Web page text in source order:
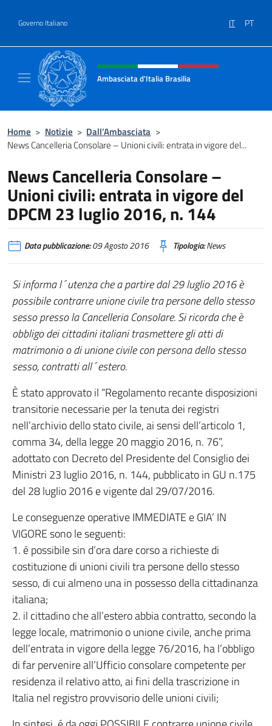
Governo Italiano IT PT
Intestazione sito, social e menù
Ambasciata d'Italia Brasilia
Home > Notizie > Dall’Ambasciata >
News Cancelleria Consolare – Unioni civili: entrata in vigore del...
News Cancelleria Consolare –
Unioni civili: entrata in vigore del
DPCM 23 luglio 2016, n. 144
Data pubblicazione:09 Agosto 2016 Tipologia:News
Si informa l´utenza che a partire dal 29 luglio 2016 è
possibile contrarre unione civile tra persone dello stesso
sesso presso la Cancelleria Consolare. Si ricorda che è
obbligo dei cittadini italiani trasmettere gli atti di
matrimonio o di unione civile con persona dello stesso
sesso, contratti all´estero.
È stato approvato il “Regolamento recante disposizioni
transitorie necessarie per la tenuta dei registri
nell’archivio dello stato civile, ai sensi dell’articolo 1,
comma 34, della legge 20 maggio 2016, n. 76”,
adottato con Decreto del Presidente del Consiglio dei
Ministri 23 luglio 2016, n. 144, pubblicato in GU n.175
del 28 luglio 2016 e vigente dal 29/07/2016.
Le conseguenze operative IMMEDIATE e GIA’ IN
VIGORE sono le seguenti:
1. é possibile sin d’ora dare corso a richieste di
costituzione di unioni civili tra persone dello stesso
sesso, di cui almeno una in possesso della cittadinanza
italiana;
2. il cittadino che all’estero abbia contratto, secondo la
legge locale, matrimonio o unione civile, anche prima
dell’entrata in vigore della legge 76/2016, ha l’obbligo
di far pervenire all’Ufficio consolare competente per
residenza il relativo atto, ai fini della trascrizione in
Italia nel registro provvisorio delle unioni civili;